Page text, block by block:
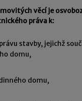
věcí je
práva k:
stavby, jejichž
domu,
domu,